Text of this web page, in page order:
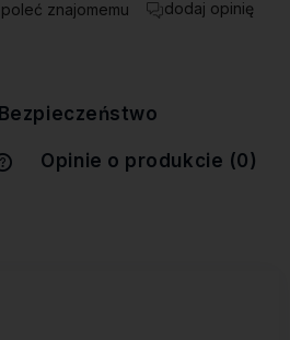
poleć znajomemu dodaj opinię
Bezpieczeństwo
Cena nie zawiera ewentualnych
Opinie o produkcie (0)